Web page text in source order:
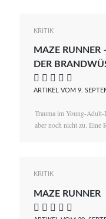
KRITIK
MAZE RUNNER
DER
    
ARTIKEL VOM 9.
Trauma im Young-Adult-
aber noch nicht zu. Eine
KRITIK
MAZE RUNNER
    